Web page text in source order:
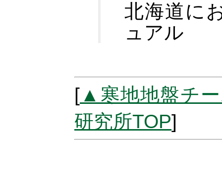
北海道に
ュアル
[ ▲寒地地盤チ
研究所TOP]